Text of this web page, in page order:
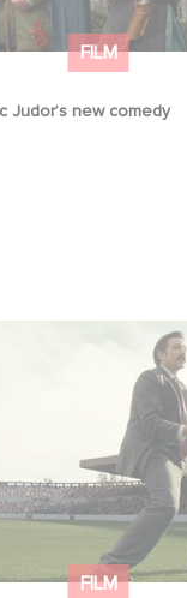
FILM
Judor’s new comedy
FILM
the exclusive trailer